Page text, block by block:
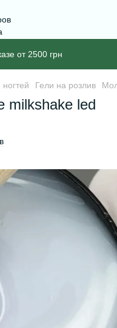
от 2500 грн
Гели на розлив
milkshake led